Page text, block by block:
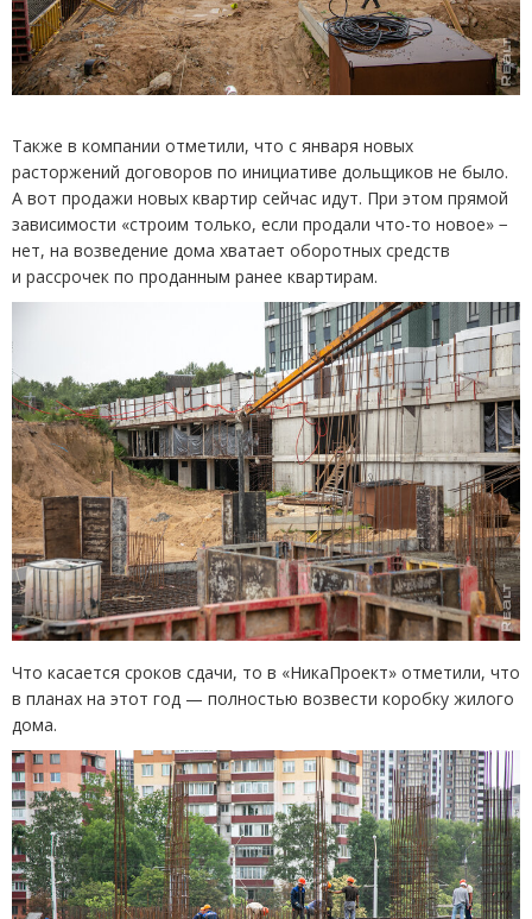
Также в компании отметили, что с января новых
расторжений договоров по инициативе дольщиков не было.
А вот продажи новых квартир сейчас идут. При этом прямой
зависимости «строим только, если продали что-то новое» −
нет, на возведение дома хватает оборотных средств
и рассрочек по проданным ранее квартирам.
Что касается сроков сдачи, то в «НикаПроект» отметили, что
в планах на этот год — полностью возвести коробку жилого
дома.